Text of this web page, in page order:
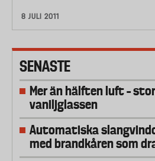
8 JULI 2011
SENASTE
Mer än hälften luft –
vaniljglassen
Automatiska
med brandkåren som